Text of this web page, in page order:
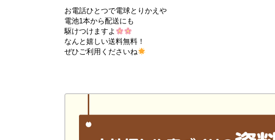
お電話ひとつで電球とりかえや
電池1本から配送にも
駆けつけますよ
なんと嬉しい送料無料！
ぜひご利用くださいね